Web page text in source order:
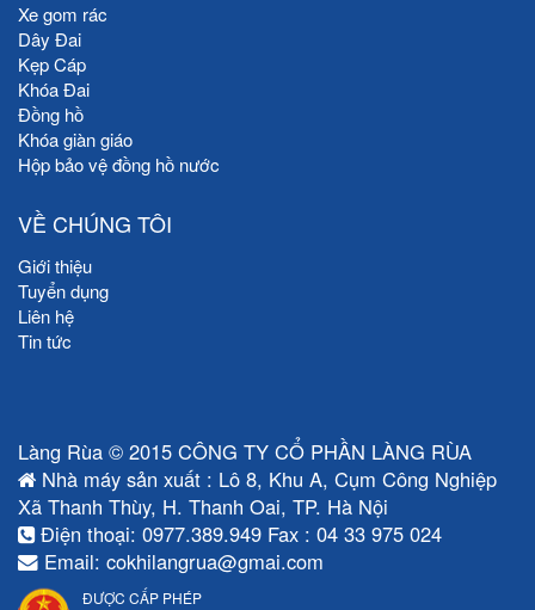
Xe gom rác
Dây Đai
Kẹp Cáp
Khóa Đai
Đồng hồ
Khóa giàn giáo
Hộp bảo vệ đồng hồ nước
VỀ CHÚNG TÔI
Giới thiệu
Tuyển dụng
Liên hệ
Tin tức
Làng Rùa © 2015 CÔNG TY CỔ PHẦN LÀNG RÙA
Nhà máy sản xuất : Lô 8, Khu A, Cụm Công Nghiệp
Xã Thanh Thùy, H. Thanh Oai, TP. Hà Nội
Điện thoại: 0977.389.949 Fax : 04 33 975 024
Email: cokhilangrua@gmai.com
ĐƯỢC CẤP PHÉP